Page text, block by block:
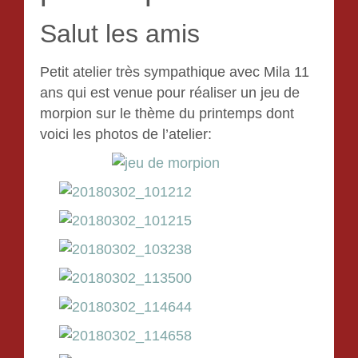
Salut les amis
Petit atelier très sympathique avec Mila 11
ans qui est venue pour réaliser un jeu de
morpion sur le thème du printemps dont
voici les photos de l’atelier: